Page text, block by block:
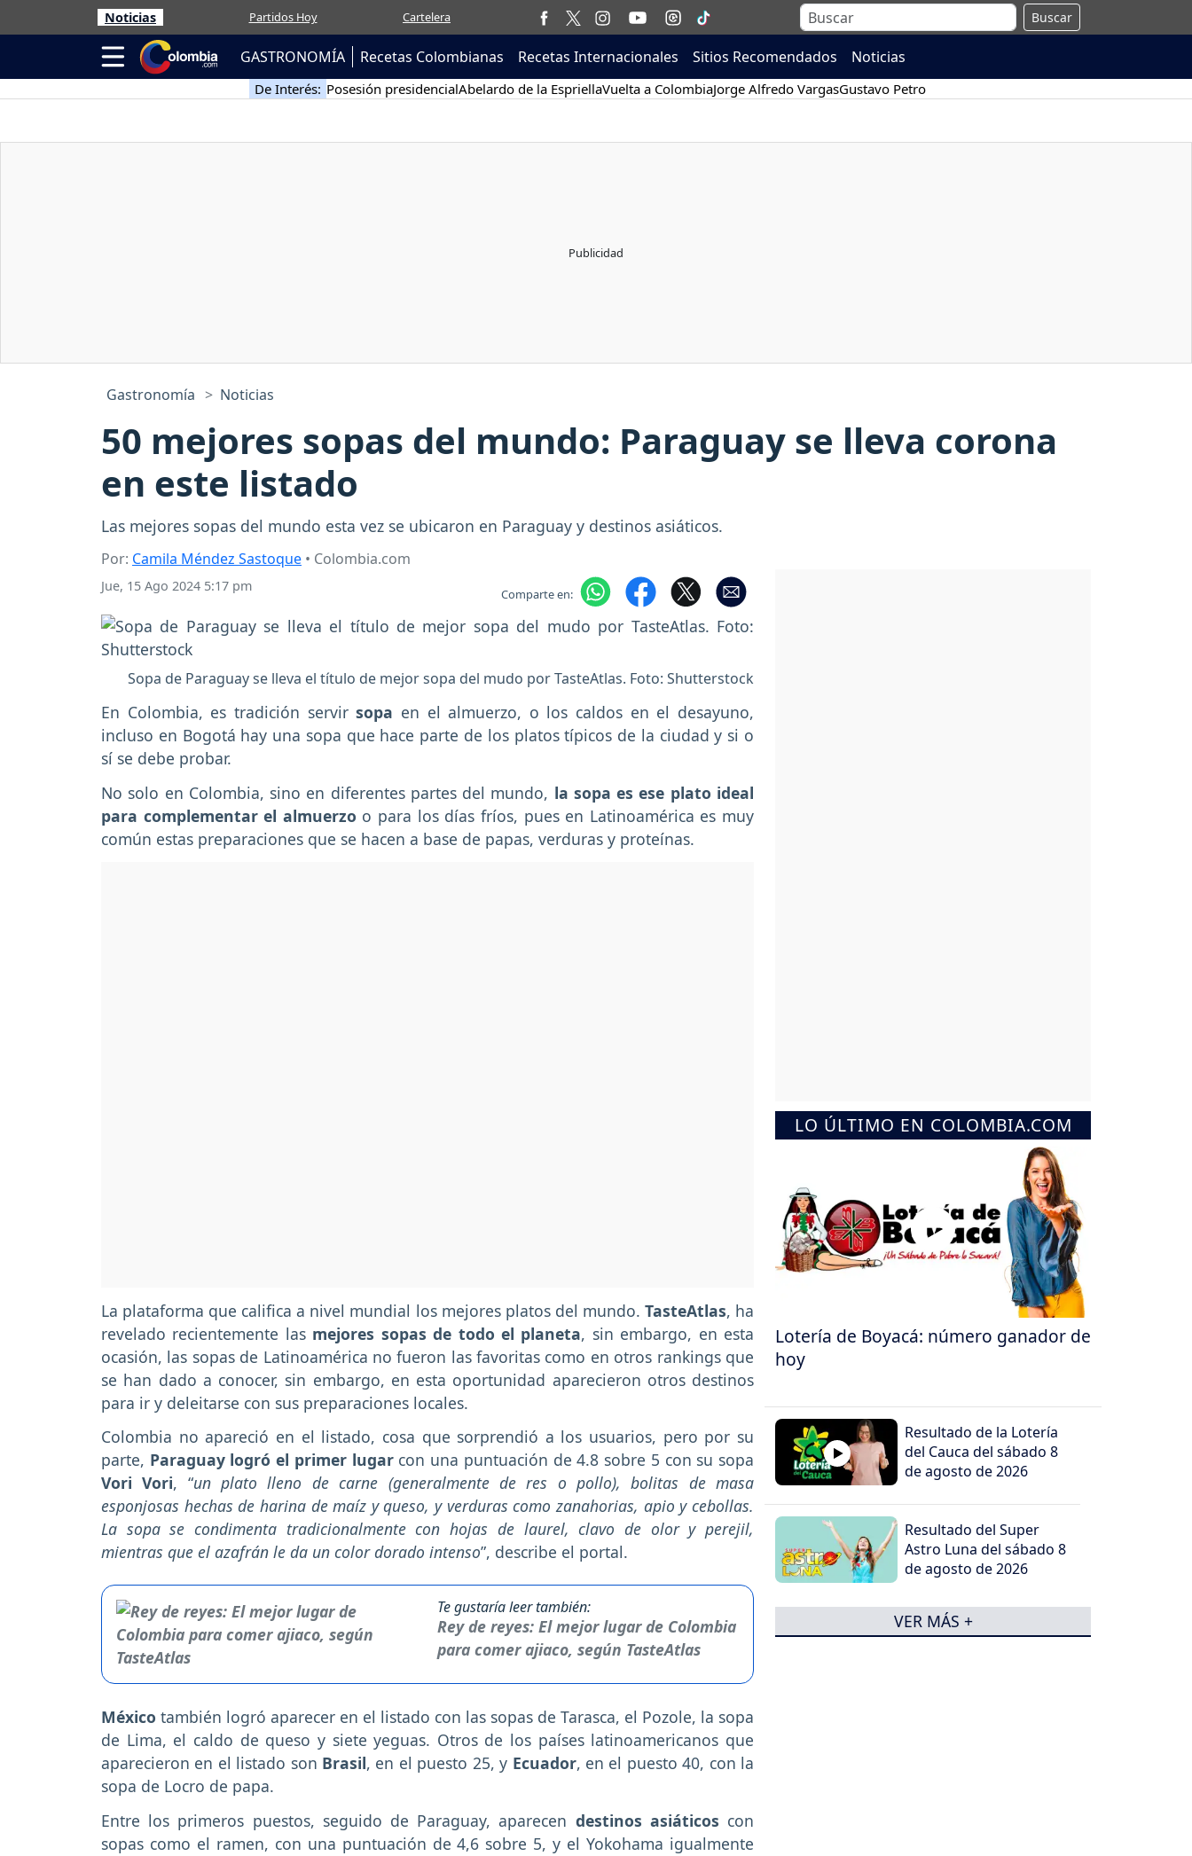
Noticias Partidos Hoy Cartelera Buscar
GASTRONOMÍA Recetas Colombianas Recetas Internacionales Sitios Recomendados Noticias
De Interés: Posesión presidencialAbelardo de la EspriellaVuelta a ColombiaJorge Alfredo VargasGustavo Petro
Gastronomía Noticias
50 mejores sopas del mundo: Paraguay se lleva corona
en este listado
Las mejores sopas del mundo esta vez se ubicaron en Paraguay y destinos asiáticos.
Por: Camila Méndez Sastoque • Colombia.com
Jue, 15 Ago 2024 5:17 pm Comparte en:
Sopa de Paraguay se lleva el título de mejor sopa del mudo por TasteAtlas. Foto: Shutterstock
En Colombia, es tradición servirsopa en el almuerzo, o los caldos en el desayuno,
incluso en Bogotá hay una sopa que hace parte de los platos típicos de la ciudad y si o
sí se debe probar.
No solo en Colombia, sino en diferentes partes del mundo, la sopa es ese plato ideal
para complementar el almuerzo o para los días fríos, pues en Latinoamérica es muy
común estas preparaciones que se hacen a base de papas, verduras y proteínas.
La plataforma que califica a nivel mundial los mejores platos del mundo. TasteAtlas, ha
revelado recientemente las mejores sopas de todo el planeta, sin embargo, en esta
ocasión, las sopas de Latinoamérica no fueron las favoritas como en otros rankings que
se han dado a conocer, sin embargo, en esta oportunidad aparecieron otros destinos
para ir y deleitarse con sus preparaciones locales.
Colombia no apareció en el listado, cosa que sorprendió a los usuarios, pero por su
parte, Paraguay logró el primer lugarcon una puntuación de 4.8 sobre 5 con su sopa
Vori Vori, “un plato lleno de carne (generalmente de res o pollo), bolitas de masa
esponjosas hechas de harina de maíz y queso, y verduras como zanahorias, apio y cebollas.
La sopa se condimenta tradicionalmente con hojas de laurel, clavo de olor y perejil,
mientras que el azafrán le da un color dorado intenso”, describe el portal.
Te gustaría leer también:
Rey de reyes: El mejor lugar de Colombia
para comer ajiaco, según TasteAtlas
México también logró aparecer en el listado con las sopas de Tarasca, el Pozole, la sopa
de Lima, el caldo de queso y siete yeguas. Otros de los países latinoamericanos que
aparecieron en el listado son Brasil, en el puesto 25, y Ecuador, en el puesto 40, con la
sopa de Locro de papa.
Entre los primeros puestos, seguido de Paraguay, aparecen destinos asiáticos con
sopas como el ramen, con una puntuación de 4,6 sobre 5, y el Yokohama igualmente
LO ÚLTIMO EN COLOMBIA.COM
Lotería de Boyacá: número ganador de
hoy
Resultado de la Lotería
del Cauca del sábado 8
de agosto de 2026
Resultado del Super
Astro Luna del sábado 8
de agosto de 2026
VER MÁS +